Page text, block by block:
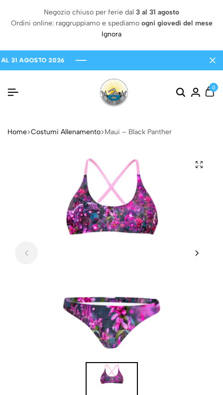
Negozio chiuso per ferie dal 3 al 31 agosto
Ordini online: raggruppiamo e spediamo ogni giovedì del mese
Ignora
AGOSTO 2026
AGOSTO 2026
AGOSTO 2026
0
Home Costumi Allenamento Maui – Black Panther